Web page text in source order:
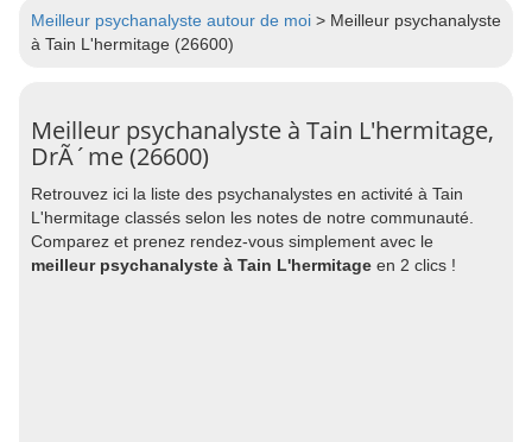
Meilleur psychanalyste autour de moi > Meilleur psychanalyste
à Tain L'hermitage (26600)
Meilleur psychanalyste à Tain L'hermitage,
DrÃ´me (26600)
Retrouvez ici la liste des psychanalystes en activité à Tain
L'hermitage classés selon les notes de notre communauté.
Comparez et prenez rendez-vous simplement avec le
meilleur psychanalyste à Tain L'hermitage en 2 clics !